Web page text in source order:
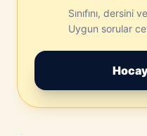
Sınıfını, dersini
Uygun sorular